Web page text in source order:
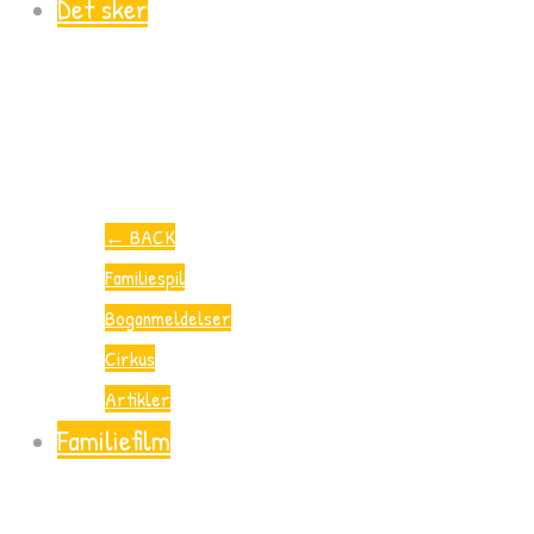
Det sker
← BACK
Familiespil
Boganmeldelser
Cirkus
Artikler
Familiefilm